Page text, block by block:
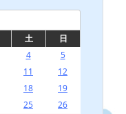
土
日
4
5
11
12
18
19
25
26